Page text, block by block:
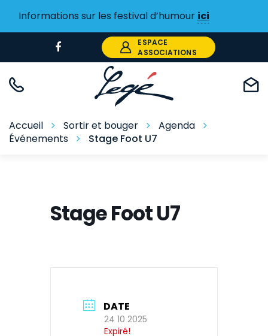
Informations sur les festival d’humour ici
vers
Facebook
ESPACE
ASSOCIATIONS
Accueil Sortir et bouger
Agenda
Événements
Stage Foot U7
Stage Foot U7
DATE
24 10 2025
Expiré!